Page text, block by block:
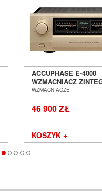
ACCUPHASE E-4000
WZMACNIACZ
SALON POZNAŃ
WZMACNIACZE
46 900 ZŁ
KOSZYK +